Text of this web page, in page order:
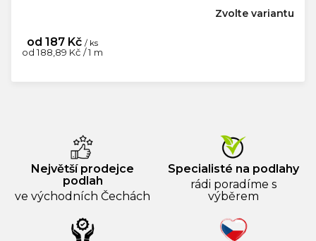
od 187 Kč / ks
Měrná
od 188,89 Kč / 1 m
Zvolte variantu
Největší prodejce
podlah
ve východních Čechách
Specialisté na podlahy
rádi poradíme s
výběrem